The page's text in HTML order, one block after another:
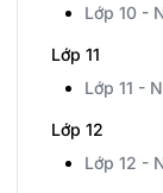
Lớp 10 -
Lớp 11
Lớp 11 -
Lớp 12
Lớp 12 -